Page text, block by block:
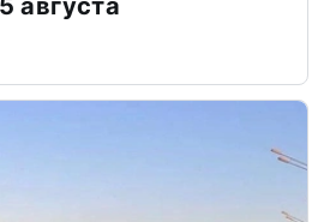
августа